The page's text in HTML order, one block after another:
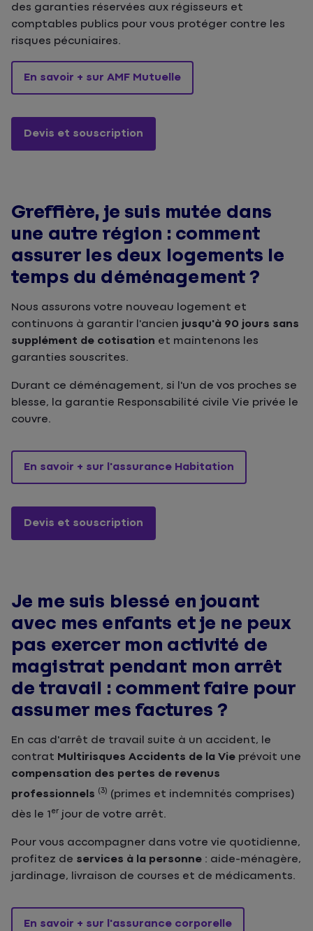
des garanties réservées aux régisseurs et
comptables publics pour vous protéger contre les
risques pécuniaires.
En savoir + sur AMF Mutuelle
Devis et souscription
Greffière, je suis mutée dans
une autre région : comment
assurer les deux logements le
temps du déménagement ?
Nous assurons votre nouveau logement et
continuons à garantir l'ancien jusqu'à 90 jours sans
supplément de cotisation et maintenons les
garanties souscrites.
Durant ce déménagement, si l'un de vos proches se
blesse, la garantie Responsabilité civile Vie privée le
couvre.
En savoir + sur l'assurance Habitation
Devis et souscription
Je me suis blessé en jouant
avec mes enfants et je ne peux
pas exercer mon activité de
magistrat pendant mon arrêt
de travail : comment faire pour
assumer mes factures ?
En cas d'arrêt de travail suite à un accident, le
contrat Multirisques Accidents de la Vie prévoit une
compensation des pertes de revenus
professionnels (3) (primes et indemnités comprises)
dès le 1er jour de votre arrêt.
Pour vous accompagner dans votre vie quotidienne,
profitez de services à la personne : aide-ménagère,
jardinage, livraison de courses et de médicaments.
En savoir + sur l'assurance corporelle